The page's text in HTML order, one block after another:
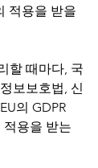
적용을 받을
할 때마다, 국
보보호법, 신
의 GDPR
적용을 받는